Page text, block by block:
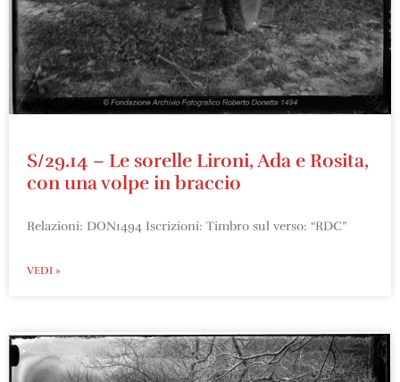
S/29.14 – Le sorelle Lironi, Ada e Rosita,
con una volpe in braccio
Relazioni: DON1494 Iscrizioni: Timbro sul verso: “RDC”
VEDI »